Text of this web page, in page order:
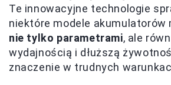
Te innowacyjne technologie
niektóre modele akumulatorów
nie tylko parametrami, ale
wydajnością i dłuższą
znaczenie w trudnych